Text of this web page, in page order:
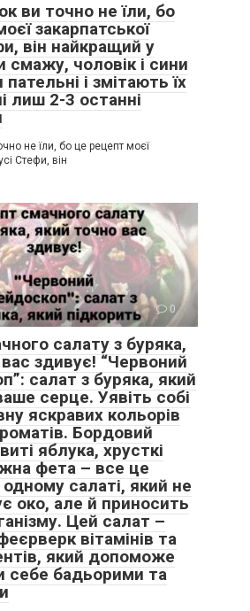
ви точно не їли, бо
закарпатської
він найкращий у
смажу, чоловік і сини
і змітають їх
лиш 2-3 останні
не їли, бо це рецепт моєї
Стефи, він
0
салату з буряка,
здивує! “Червоний
салат з буряка, який
серце. Уявіть собі
яскравих кольорів
Бордовий
яблука, хрусткі
фета – все це
салаті, який не
око, але й приносить
Цей салат –
вітамінів та
який допоможе
себе бадьорими та